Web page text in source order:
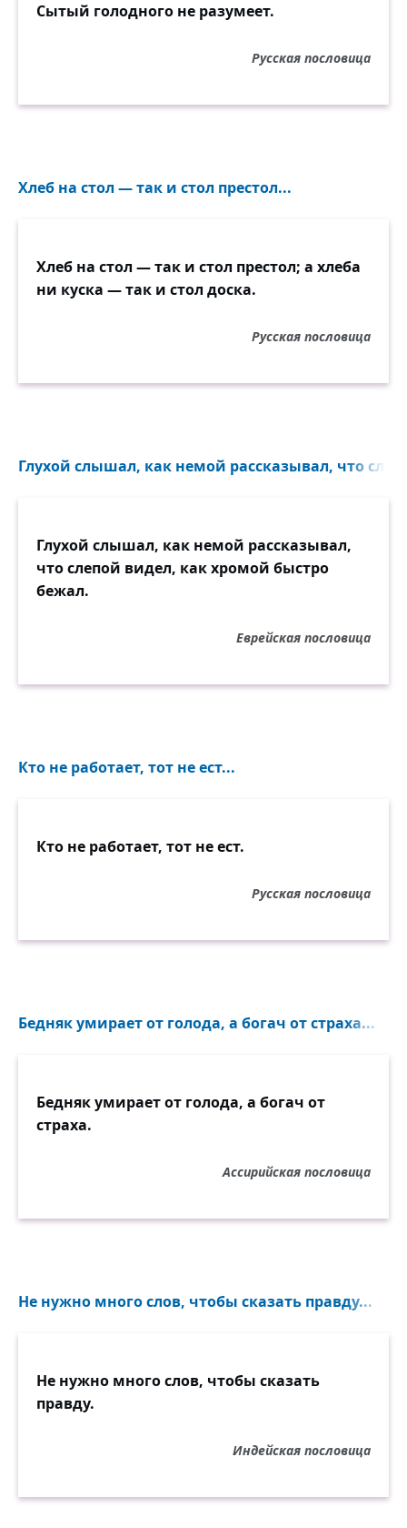
Сытый голодного не разумеет.
Русская пословица
Хлеб на стол — так и стол престол...
Хлеб на стол — так и стол престол; а хлеба
ни куска — так и стол доска.
Русская пословица
Глухой слышал, как немой рассказывал, что
Глухой слышал, как немой рассказывал,
что слепой видел, как хромой быстро
бежал.
Еврейская пословица
Кто не работает, тот не ест...
Кто не работает, тот не ест.
Русская пословица
Бедняк умирает от голода, а богач от страха...
Бедняк умирает от голода, а богач от
страха.
Ассирийская пословица
Не нужно много слов, чтобы сказать правду...
Не нужно много слов, чтобы сказать
правду.
Индейская пословица